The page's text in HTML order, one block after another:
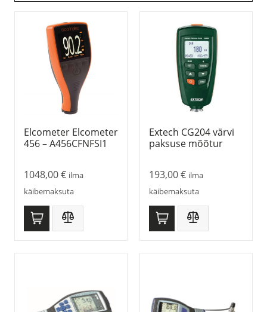
Elcometer Elcometer
456 – A456CFNFSI1
1048,00€ ilma
käibemaksuta
Extech CG204 värvi
paksuse mõõtur
193,00€ ilma
käibemaksuta